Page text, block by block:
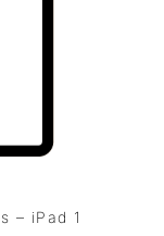
– iPad 1